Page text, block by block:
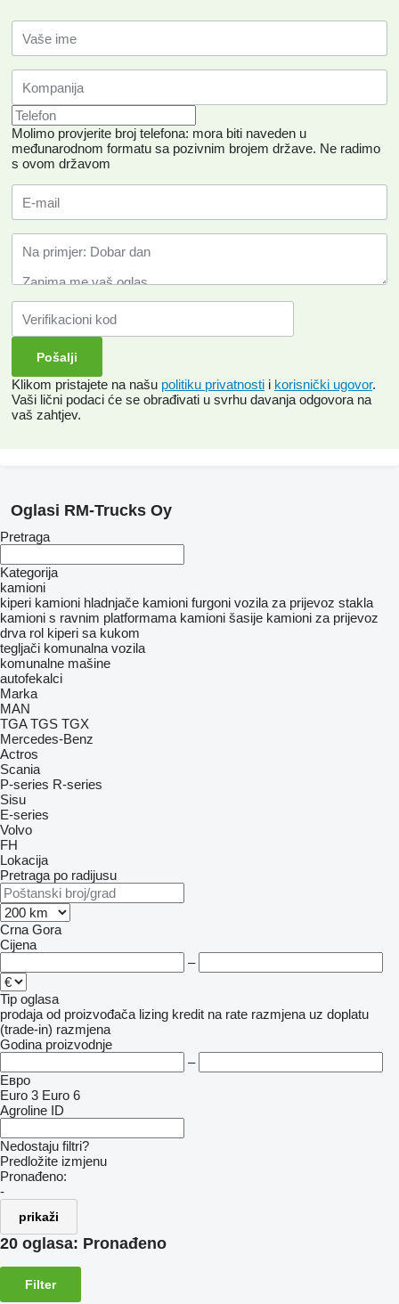
Molimo provjerite broj telefona: mora biti naveden u
međunarodnom formatu sa pozivnim brojem države. Ne radimo
s ovom državom
Klikom pristajete na našu politiku privatnosti i korisnički ugovor.
Vaši lični podaci će se obrađivati ​​u svrhu davanja odgovora na
vaš zahtjev.
Oglasi RM-Trucks Oy
Pretraga
Kategorija
kamioni
kiperi kamioni hladnjače kamioni furgoni vozila za prijevoz stakla
kamioni s ravnim platformama kamioni šasije kamioni za prijevoz
drva rol kiperi sa kukom
tegljači komunalna vozila
komunalne mašine
autofekalci
Marka
MAN
TGA TGS TGX
Mercedes-Benz
Actros
Scania
P-series R-series
Sisu
E-series
Volvo
FH
Lokacija
Pretraga po radijusu
Crna Gora
Cijena
–
Tip oglasa
prodaja od proizvođača lizing kredit na rate razmjena uz doplatu
(trade-in) razmjena
Godina proizvodnje
–
Евро
Euro 3 Euro 6
Agroline ID
Nedostaju filtri?
Predložite izmjenu
Pronađeno:
-
prikaži
20 oglasa: Pronađeno
Filter